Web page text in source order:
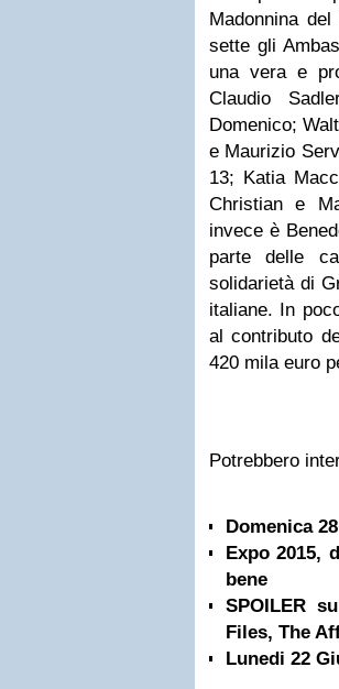
Madonnina
sette gli
una vera e
Claudio
Domenico;
e Maurizio
13; Katia
Christian e
invece è
parte delle
solidarietà di
italiane. In
al contributo
420 mila euro
Potrebbero
Domenica
Expo 2015,
bene
SPOILER
Files, The
Lunedi 22